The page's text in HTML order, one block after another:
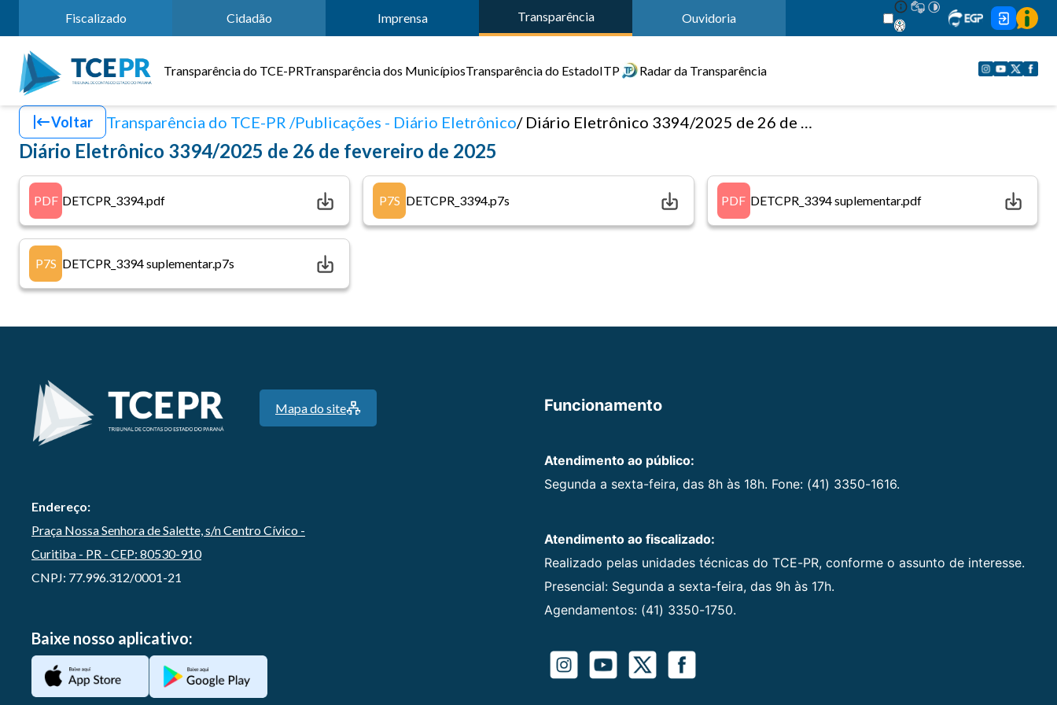
Fiscalizado Cidadão Imprensa Transparência Ouvidoria
Transparência do TCE-PRTransparência dos MunicípiosTransparência do EstadoITP Radar da Transparência
Voltar Transparência do TCE-PR Publicações - Diário Eletrônico Diário Eletrônico 3394/2025 de 26 de fevereiro de 2025
Diário Eletrônico 3394/2025 de 26 de fevereiro de 2025
PDF DETCPR_3394.pdf P7S DETCPR_3394.p7s PDF DETCPR_3394 suplementar.pdf
P7S DETCPR_3394 suplementar.p7s
Mapa do site
Endereço:
Praça Nossa Senhora de Salette, s/n Centro Cívico -
Curitiba - PR - CEP: 80530-910
CNPJ: 77.996.312/0001-21
Baixe nosso aplicativo:
Funcionamento
Atendimento ao público:
Segunda a sexta-feira, das 8h às 18h. Fone: (41) 3350-1616.
Atendimento ao fiscalizado:
Realizado pelas unidades técnicas do TCE-PR, conforme o assunto de interesse.
Presencial: Segunda a sexta-feira, das 9h às 17h.
Agendamentos: (41) 3350-1750.